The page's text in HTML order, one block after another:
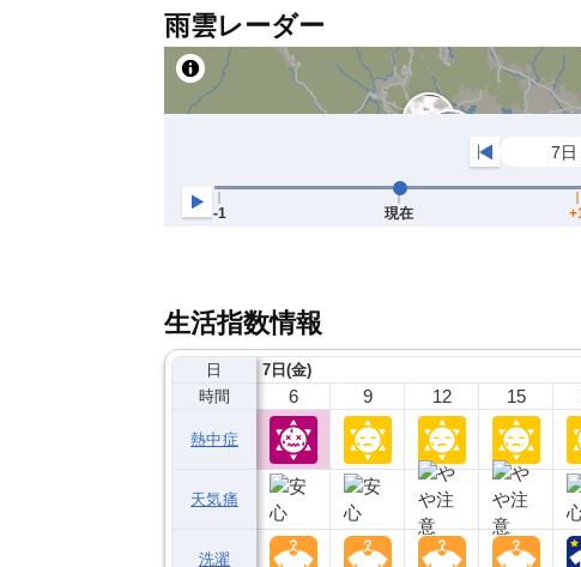
雨雲レーダー
生活指数情報
日
時間
熱中症
天気痛
洗濯
7日(金)
6 9 12 15